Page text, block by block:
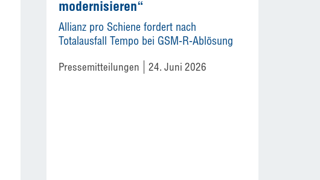
modernisieren“
Allianz pro Schiene fordert nach
Totalausfall Tempo bei GSM-R-Ablösung
Pressemitteilungen 24. Juni 2026